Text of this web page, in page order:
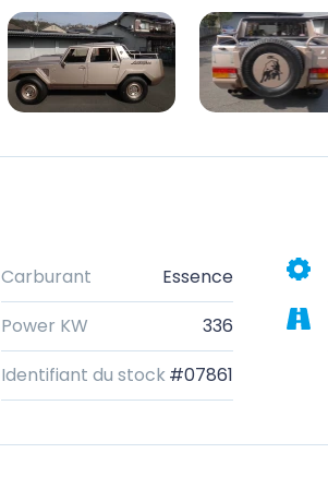
Carburant Essence
Power KW 336
Identifiant du stock #07861